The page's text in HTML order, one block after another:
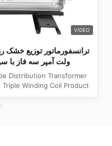
VIDEO
ولت آمپر سه فاز با
Distribution Transformer
Triple Winding Coil Product
transformer, Dry Type